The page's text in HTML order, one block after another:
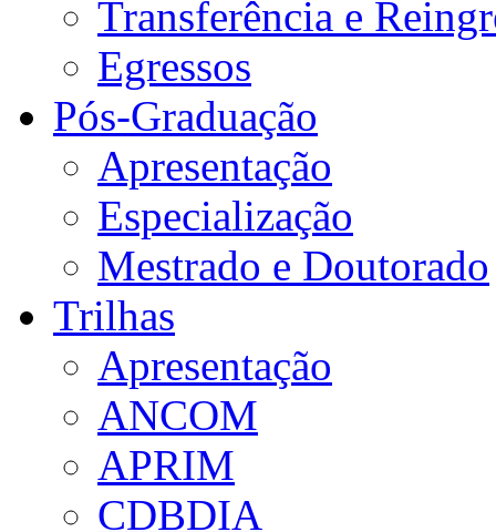
Transferência e
Egressos
Pós-Graduação
Apresentação
Especialização
Mestrado e Doutorado
Trilhas
Apresentação
ANCOM
APRIM
CDBDIA